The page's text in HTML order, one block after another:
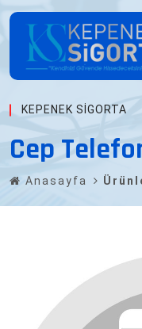
KEPENEK SIGORTA
Cep
Anasayfa